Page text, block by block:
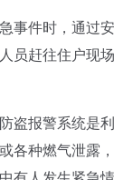
件时，通过
赶往住户现场
报警系统是
种燃气泄露